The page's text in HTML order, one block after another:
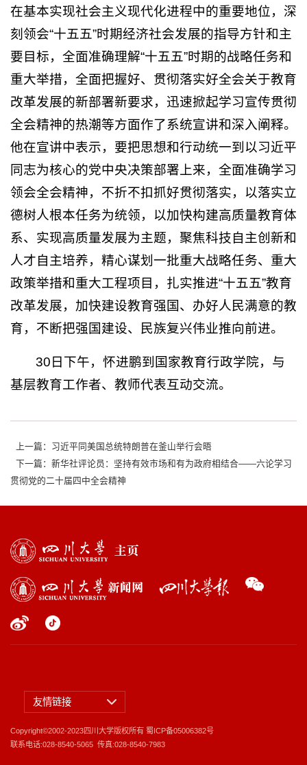
在基本实现社会主义现代化进程中的重要地位，深
刻领会“十五五”时期经济社会发展的指导方针和主
要目标，全面准确理解“十五五”时期的战略任务和
重大举措，全面把握好、贯彻落实好全会关于教育
改革发展的新部署新要求，迅速掀起学习宣传贯彻
全会精神的热潮等方面作了系统宣讲和深入阐释。
他在宣讲中表示，要把思想和行动统一到以习近平
同志为核心的党中央决策部署上来，全面准确学习
领会全会精神，不折不扣抓好贯彻落实，以落实立
德树人根本任务为统领，以加快构建高质量教育体
系、实现高质量发展为主题，聚焦科技自主创新和
人才自主培养，精心谋划一批重大战略任务、重大
政策举措和重大工程项目，扎实推进“十五五”教育
改革发展，加快建设教育强国、办好人民满意的教
育，不断把强国建设、民族复兴伟业推向前进。
30日下午，怀进鹏到国家教育行政学院，与
基层教育工作者、教师代表互动交流。
上一篇：习近平同美国总统特朗普在釜山举行会晤
下一篇：新华社评论员：坚持有效市场和有为政府相结合——六论学习
贯彻党的二十届四中全会精神
友情链接
Copyright©2002-2023四川大学版权所有 蜀ICP备05006382号
联系电话:028-8540-5065 传真:028-8540-7983